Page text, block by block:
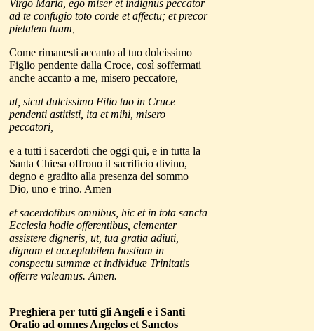
Virgo Maria, ego miser et indignus peccator
ad te confugio toto corde et affectu; et precor
pietatem tuam,
Come rimanesti accanto al tuo dolcissimo
Figlio pendente dalla Croce, così soffermati
anche accanto a me, misero peccatore,
ut, sicut dulcissimo Filio tuo in Cruce
pendenti astitisti, ita et mihi, misero
peccatori,
e a tutti i sacerdoti che oggi qui, e in tutta la
Santa Chiesa offrono il sacrificio divino,
degno e gradito alla presenza del sommo
Dio, uno e trino. Amen
et sacerdotibus omnibus, hic et in tota sancta
Ecclesia hodie offerentibus, clementer
assistere digneris, ut, tua gratia adiuti,
dignam et acceptabilem hostiam in
conspectu summæ et individuæ Trinitatis
offerre valeamus. Amen.
Preghiera per tutti gli Angeli e i Santi
Oratio ad omnes Angelos et Sanctos